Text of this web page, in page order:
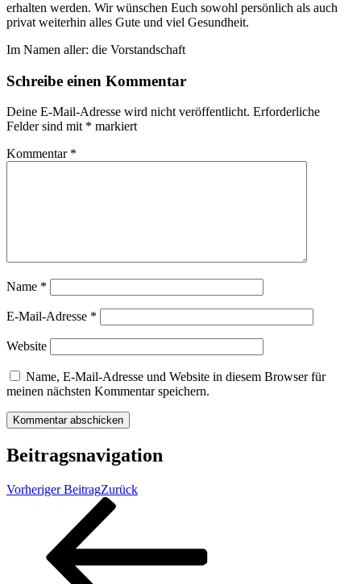
erhalten werden. Wir wünschen Euch sowohl persönlich als auch
privat weiterhin alles Gute und viel Gesundheit.
Im Namen aller: die Vorstandschaft
Schreibe einen Kommentar
Deine E-Mail-Adresse wird nicht veröffentlicht. Erforderliche
Felder sind mit * markiert
Kommentar *
Name *
E-Mail-Adresse *
Website
Name, E-Mail-Adresse und Website in diesem Browser für
meinen nächsten Kommentar speichern.
Beitragsnavigation
Vorheriger BeitragZurück